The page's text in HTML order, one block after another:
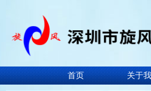
首页 关于